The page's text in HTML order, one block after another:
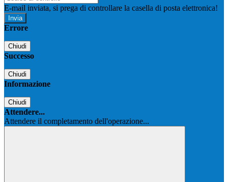
E-mail inviata, si prega di controllare la casella di posta elettronica!
Errore
Chiudi
Successo
Chiudi
Informazione
Chiudi
Attendere...
Attendere il completamento dell'operazione...